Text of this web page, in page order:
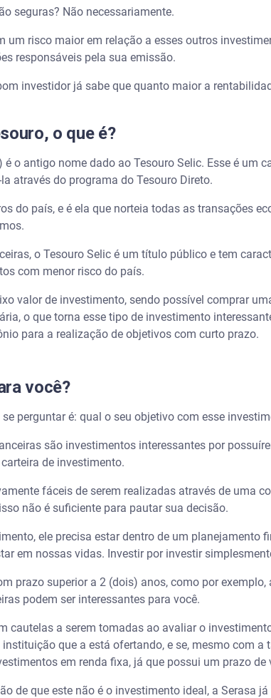
seguras? Não necessariamente.
um risco maior em relação a esses outros
responsáveis pela sua emissão.
investidor já sabe que quanto maior a
o que é?
o antigo nome dado ao Tesouro Selic. Esse é um
através do programa do Tesouro Direto.
do país, e é ela que norteia todas as transações
o Tesouro Selic é um título público e tem
com menor risco do país.
valor de investimento, sendo possível comprar
o que torna esse tipo de investimento
para a realização de objetivos com curto prazo.
você?
perguntar é: qual o seu objetivo com esse
são investimentos interessantes por
de investimento.
fáceis de serem realizadas através de uma
não é suficiente para pautar sua decisão.
ele precisa estar dentro de um planejamento
em nossas vidas. Investir por investir
prazo superior a 2 (dois) anos, como por
podem ser interessantes para você.
cautelas a serem tomadas ao avaliar o
que a está ofertando, e se, mesmo com
em renda fixa, já que possui um prazo
de que este não é o investimento ideal, a Serasa